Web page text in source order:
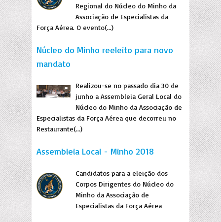
Regional do Núcleo do Minho da
Associação de Especialistas da
Força Aérea. O evento(...)
Núcleo do Minho reeleito para novo
mandato
Realizou-se no passado dia 30 de
junho a Assembleia Geral Local do
Núcleo do Minho da Associação de
Especialistas da Força Aérea que decorreu no
Restaurante(...)
Assembleia Local - Minho 2018
Candidatos para a eleição dos
Corpos Dirigentes do Núcleo do
Minho da Associação de
Especialistas da Força Aérea